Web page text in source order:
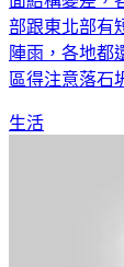
部跟東北部有
陣雨，各地都
區得注意落石
生活